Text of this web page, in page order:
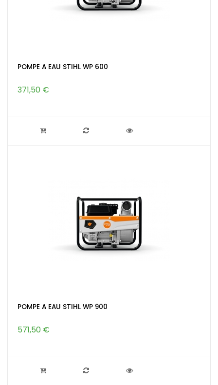
POMPE A EAU STIHL WP 600
371,50 €
POMPE A EAU STIHL WP 900
571,50 €